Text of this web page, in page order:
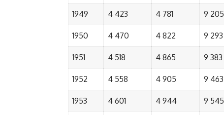
1949 4 423 4 781 9 205
1950 4 470 4 822 9 293
1951 4 518 4 865 9 383
1952 4 558 4 905 9 463
1953 4 601 4 944 9 545